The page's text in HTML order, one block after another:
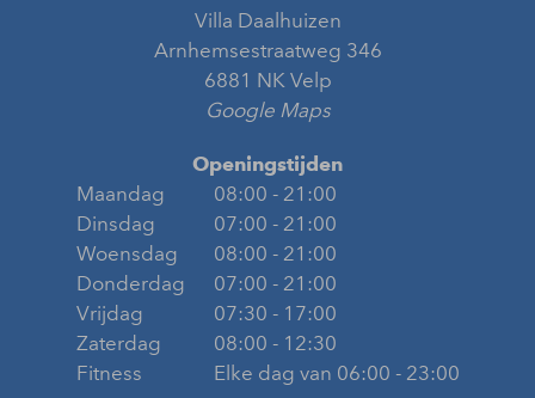
Villa Daalhuizen
Arnhemsestraatweg 346
6881 NK Velp
Google Maps
Openingstijden
Maandag
Dinsdag
Woensdag
Donderdag
Vrijdag
Zaterdag
Fitness
08:00 - 21:00
07:00 - 21:00
08:00 - 21:00
07:00 - 21:00
07:30 - 17:00
08:00 - 12:30
Elke dag van 06:00 - 23:00